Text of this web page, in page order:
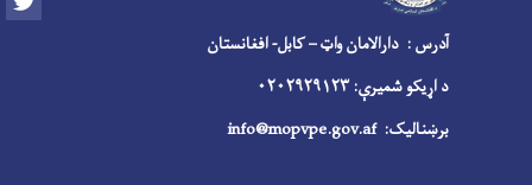
آدرس : دارالامان واټ – کابل- افغانستان
د اړیکو شمیرې: ۰۲۰۲۹۲۹۱۲۳
برښنالیک:info@mopvpe.gov.af